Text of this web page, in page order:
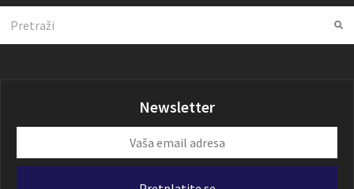
Newsletter
email